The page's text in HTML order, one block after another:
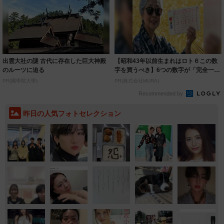
出雲大社の謎 古代に存在した巨大神殿
のルーツに迫る
PR(國學院大學)
【昭和43年以前生まれはロト６この数
字を買うべき】6つの数字が「完全一
致」する方...
PR(株式会社MURA)
Recommended by
昨日の人気フォトセレクション